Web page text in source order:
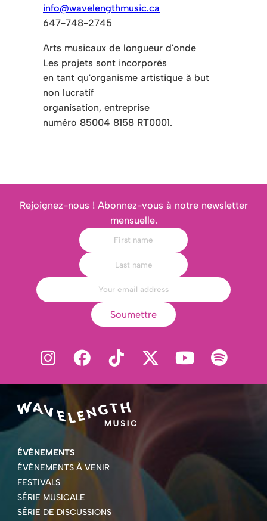
info@wavelengthmusic.ca
647-748-2745
Arts musicaux de longueur d'onde
Les projets sont incorporés
en tant qu'organisme artistique à but
non lucratif
organisation, entreprise
numéro 85004 8158 RT0001.
Rejoignez-nous ! Abonnez-vous à notre newsletter
mensuelle.
Soumettre
ÉVÉNEMENTS
ÉVÉNEMENTS À VENIR
FESTIVALS
SÉRIE MUSICALE
SÉRIE DE DISCUSSIONS